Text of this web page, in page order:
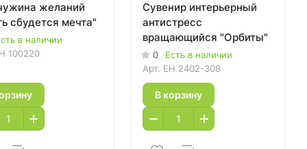
желаний
сбудется мечта"
в наличии
100220
Сувенир интерьерный
антистресс
вращающийся "Орбиты"
0
Есть в наличии
Арт. EH 2402-308
В корзину